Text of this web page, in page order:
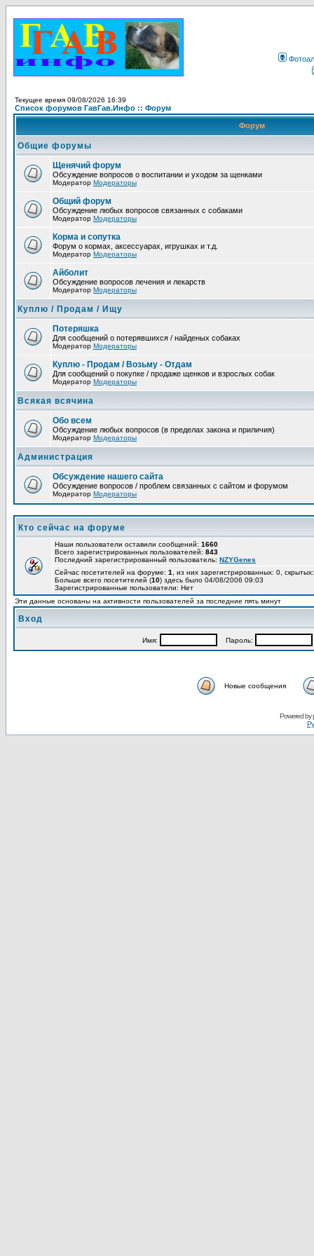
Текущее время 09/08/2026 16:39
Список форумов ГавГав.Инфо :: Форум
Форум
Общие форумы
Щенячий форум
Обсуждение вопросов о воспитании и уходом за щенками
Модератор Модераторы
Общий форум
Обсуждение любых вопросов связанных с собаками
Модератор Модераторы
Корма и сопутка
Форум о кормах, аксессуарах, игрушках и т.д.
Модератор Модераторы
Айболит
Обсуждение вопросов лечения и лекарств
Модератор Модераторы
Куплю / Продам / Ищу
Потеряшка
Для сообщений о потерявшихся / найденых собаках
Модератор Модераторы
Куплю - Продам / Возьму - Отдам
Для сообщений о покупке / продаже щенков и взрослых собак
Модератор Модераторы
Всякая всячина
Обо всем
Обсуждение любых вопросов (в пределах закона и приличия)
Модератор Модераторы
Администрация
Обсуждение нашего сайта
Обсуждение вопросов / проблем связанных с сайтом и форумом
Модератор Модераторы
Кто сейчас на форуме
Наши пользователи оставили сообщений: 1660
Всего зарегистрированных пользователей: 843
Последний зарегистрированный пользователь: NZYGenes
Сейчас посетителей на форуме: 1
, из них зарегистрированных: 0,
Больше всего посетителей (10) здесь было 04/08/2006 09:03
Зарегистрированные пользователи: Нет
Эти данные основаны на активности пользователей за последние пять минут
Вход
Имя: Пароль:
Новые сообщения
Powered by